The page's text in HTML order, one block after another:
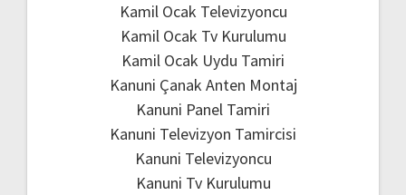
Kamil Ocak Televizyoncu
Kamil Ocak Tv Kurulumu
Kamil Ocak Uydu Tamiri
Kanuni Çanak Anten Montaj
Kanuni Panel Tamiri
Kanuni Televizyon Tamircisi
Kanuni Televizyoncu
Kanuni Tv Kurulumu